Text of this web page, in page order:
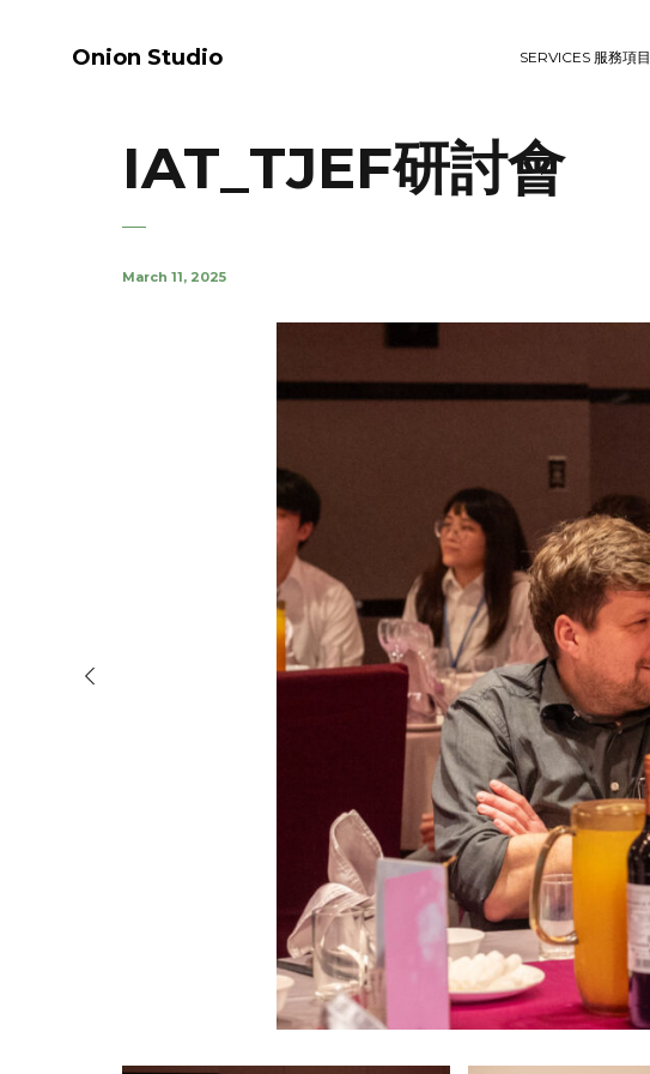
Onion Studio SERVICES 服務項目
IAT_TJEF研討會
March 11, 2025